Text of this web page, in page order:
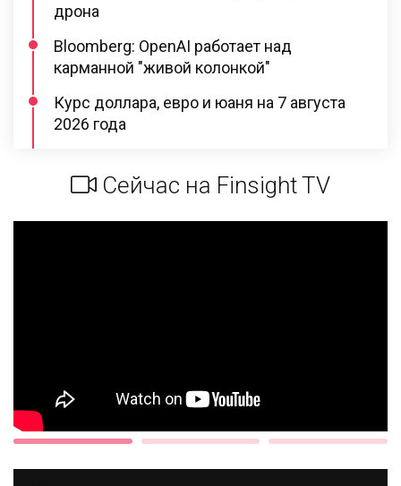
дрона
Bloomberg: OpenAI работает над
карманной "живой колонкой"
Курс доллара, евро и юаня на 7 августа
2026 года
Сейчас на Finsight TV